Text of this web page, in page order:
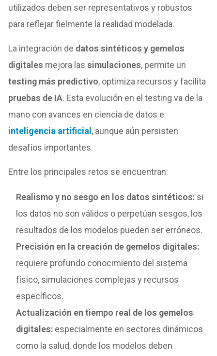
utilizados deben ser representativos y robustos
para reflejar fielmente la realidad modelada.
La integración de datos sintéticos y gemelos
digitales mejora las simulaciones, permite un
testing más predictivo, optimiza recursos y facilita
pruebas de IA. Esta evolución en el testing va de la
mano con avances en ciencia de datos e
inteligencia artificial, aunque aún persisten
desafíos importantes.
Entre los principales retos se encuentran:
Realismo y no sesgo en los datos sintéticos: si
los datos no son válidos o perpetúan sesgos, los
resultados de los modelos pueden ser erróneos.
Precisión en la creación de gemelos digitales:
requiere profundo conocimiento del sistema
físico, simulaciones complejas y recursos
específicos.
Actualización en tiempo real de los gemelos
digitales: especialmente en sectores dinámicos
como la salud, donde los modelos deben